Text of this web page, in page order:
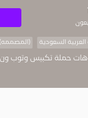
العربية السعودية (المصممه)
حملة تكبيس وتوب